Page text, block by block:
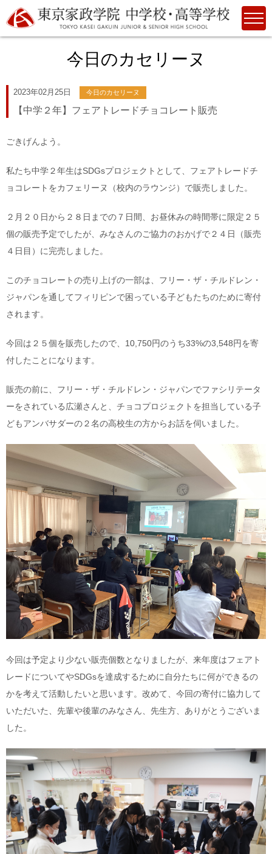
今日のカセリーヌ
2023年02月25日 今日のカセリーヌ
【中学２年】フェアトレードチョコレート販売
ごきげんよう。
私たち中学２年生はSDGsプロジェクトとして、フェアトレードチ
ョコレートをカフェリーヌ（校内のラウンジ）で販売しました。
２月２０日から２８日までの７日間、お昼休みの時間帯に限定２５
個の販売予定でしたが、みなさんのご協力のおかげで２４日（販売
４日目）に完売しました。
このチョコレートの売り上げの一部は、フリー・ザ・チルドレン・
ジャパンを通してフィリピンで困っている子どもたちのために寄付
されます。
今回は２５個を販売したので、10,750円のうち33%の3,548円を寄
付したことになります。
販売の前に、フリー・ザ・チルドレン・ジャパンでファシリテータ
ーをされている広瀬さんと、チョコプロジェクトを担当している子
どもアンバサダーの２名の高校生の方からお話を伺いました。
今回は予定より少ない販売個数となりましたが、来年度はフェアト
レードについてやSDGsを達成するために自分たちに何ができるの
かを考えて活動したいと思います。改めて、今回の寄付に協力して
いただいた、先輩や後輩のみなさん、先生方、ありがとうございま
した。